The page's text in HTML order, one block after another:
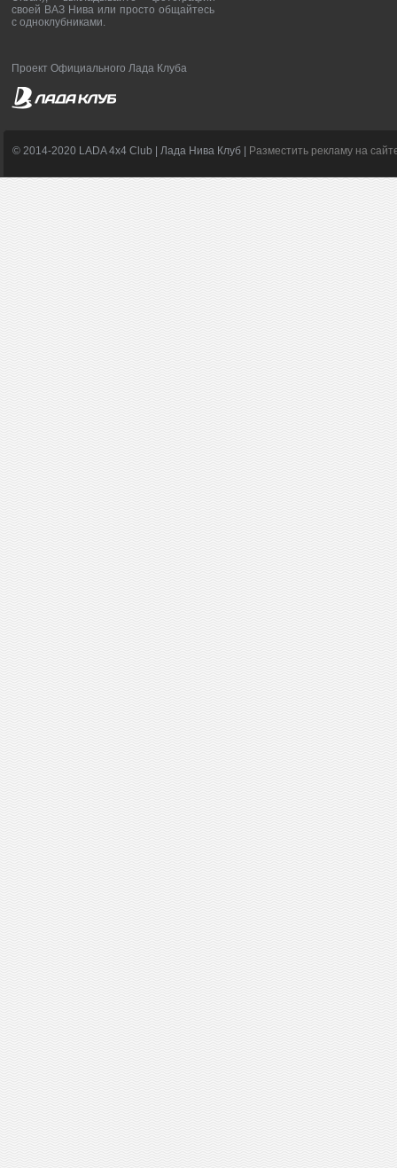
своей ВАЗ Нива или просто общайтесь
с одноклубниками.
Проект Официального Лада Клуба
© 2014-2020 LADA 4x4 Club | Лада Нива Клуб | Разместить рекламу на